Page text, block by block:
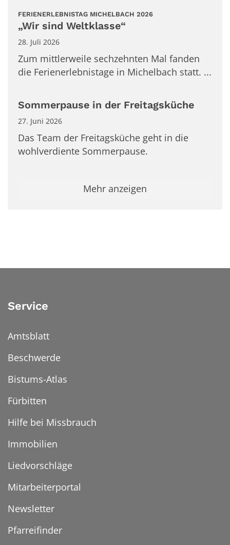
FERIENERLEBNISTAG MICHELBACH 2026:
„Wir sind Weltklasse“
28. Juli 2026
Zum mittlerweile sechzehnten Mal fanden
die Ferienerlebnistage in Michelbach statt. ...
Sommerpause in der Freitagsküche
27. Juni 2026
Das Team der Freitagsküche geht in die
wohlverdiente Sommerpause.
Mehr anzeigen
Service
Amtsblatt
Beschwerde
Bistums-Atlas
Fürbitten
Hilfe bei Missbrauch
Immobilien
Liedvorschläge
Mitarbeiterportal
Newsletter
Pfarreifinder